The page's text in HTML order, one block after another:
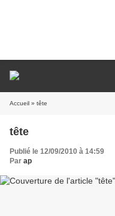
Accueil » tête
tête
Publié le 12/09/2010 à 14:59
Par ap